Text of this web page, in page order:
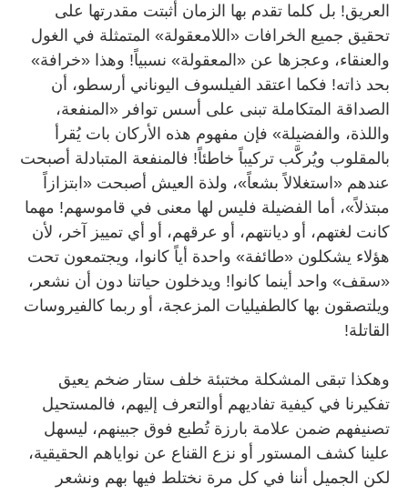
العريق! بل كلما تقدم بها الزمان أثبتت مقدرتها على
تحقيق جميع الخرافات «اللامعقولة» المتمثلة في الغول
والعنقاء، وعجزها عن «المعقولة» نسبياً! وهذا «خرافة»
بحد ذاته! فكما اعتقد الفيلسوف اليوناني أرسطو، أن
الصداقة المتكاملة تبنى على أسس توافر «المنفعة،
واللذة، والفضيلة» فإن مفهوم هذه الأركان بات يُقرأ
بالمقلوب ويُركَّب تركيباً خاطئاً! فالمنفعة المتبادلة أصبحت
عندهم «استغلالاً بشعاً»، ولذة العيش أصبحت «ابتزازاً
مبتذلاً»، أما الفضيلة فليس لها معنى في قاموسهم! مهما
كانت لغتهم، أو ديانتهم، أو عرقهم، أو أي تمييز آخر، لأن
هؤلاء يشكلون «طائفة» واحدة أياً كانوا، ويجتمعون تحت
«سقف» واحد أينما كانوا! ويدخلون حياتنا دون أن نشعر،
ويلتصقون بها كالطفيليات المزعجة، أو ربما كالفيروسات
القاتلة!
وهكذا تبقى المشكلة مختبئة خلف ستار ضخم يعيق
تفكيرنا في كيفية تفاديهم أوالتعرف إليهم، فالمستحيل
تصنيفهم ضمن علامة بارزة تُطبع فوق جبينهم، ليسهل
علينا كشف المستور أو نزع القناع عن نواياهم الحقيقية،
لكن الجميل أننا في كل مرة نختلط فيها بهم ونشعر